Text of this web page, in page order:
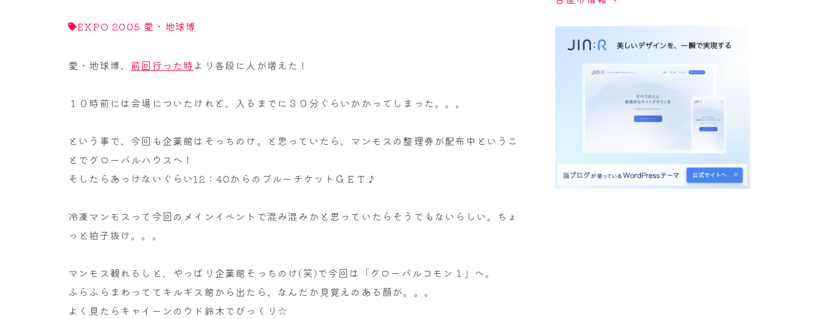
EXPO 2005 愛・地球博
愛・地球博、 前回行った時 より各段に人が増えた！
１０時前には会場についたけれど、入るまでに３０分ぐらいかかってしまった。。。
という事で、今回も企業館はそっちのけ。と思っていたら、マンモスの整理券が配布中というこ
とでグローバルハウスへ！
そしたらあっけないぐらい12：40からのブルーチケットＧＥＴ♪
冷凍マンモスって今回のメインイベントで混み混みかと思っていたらそうでもないらしい。ちょ
っと拍子抜け。。。
マンモス観れるしと、やっぱり企業館そっちのけ(笑)で今回は「グローパルコモン１」へ。
ふらふらまわっててキルギス館から出たら、なんだか見覚えのある顔が。。。
よく見たらキャイーンのウド鈴木でびっくり☆